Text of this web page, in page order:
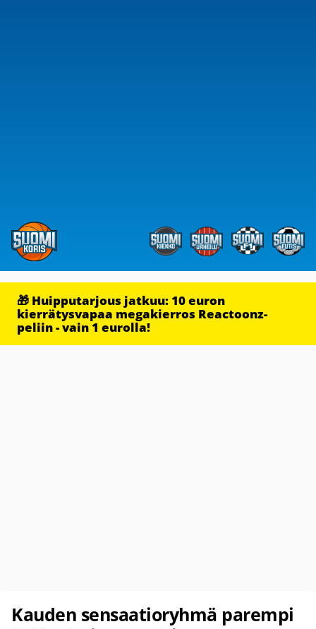
🎁 Huipputarjous jatkuu: 10 euron
kierrätysvapaa megakierros Reactoonz-
peliin - vain 1 eurolla!
Kauden sensaatioryhmä parempi